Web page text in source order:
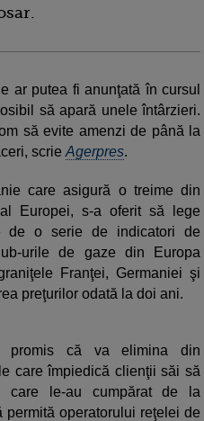
ar putea fi anunţată în cursul
să apară unele întârzieri.
să evite amenzi de până la
scrie Agerpres.
care asigură o treime din
Europei, s-a oferit să lege
de o serie de indicatori de
urile de gaze din Europa
Franţei, Germaniei şi
preţurilor odată la doi ani.
promis că va elimina din
care împiedică clienţii săi să
care le-au cumpărat de la
operatorului reţelei de